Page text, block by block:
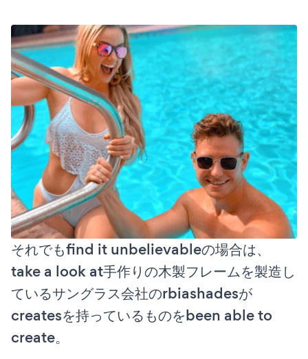
それでもfind it unbelievableの場合は、
take a look at手作りの木製フレームを製造し
ているサングラス会社のrbiashadesが
createsを持っているものをbeen able to
create。